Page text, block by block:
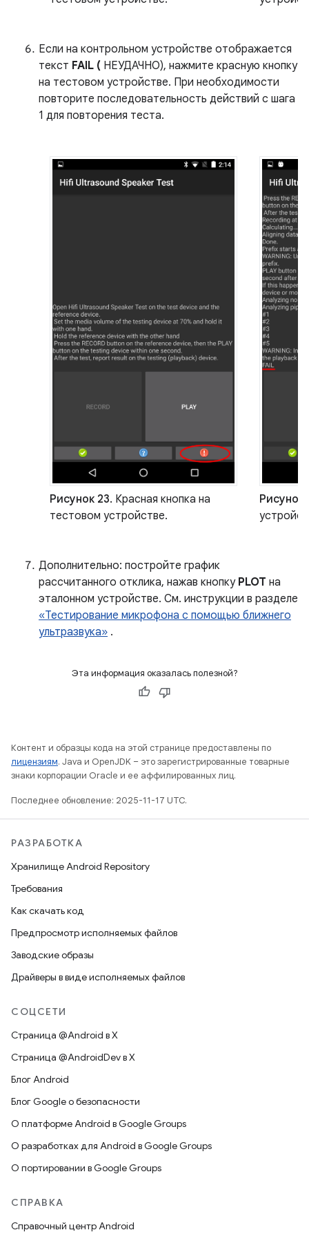
Если на контрольном устройстве отображается
текст FAIL ( НЕУДАЧНО), нажмите красную кнопку
на тестовом устройстве. При необходимости
повторите последовательность действий с шага
1 для повторения теста.
Рисунок 23. Красная кнопка на
тестовом устройстве.
Рисунок
Дополнительно: постройте график
рассчитанного отклика, нажав кнопку PLOT на
эталонном устройстве. См. инструкции в разделе
«Тестирование микрофона с помощью ближнего
ультразвука» .
Эта информация оказалась полезной?
Контент и образцы кода на этой странице предоставлены по
лицензиям. Java и OpenJDK – это зарегистрированные товарные
знаки корпорации Oracle и ее аффилированных лиц.
Последнее обновление: 2025-11-17 UTC.
РАЗРАБОТКА
Хранилище Android Repository
Требования
Как скачать код
Предпросмотр исполняемых файлов
Заводские образы
Драйверы в виде исполняемых файлов
СОЦСЕТИ
Страница @Android в X
Страница @AndroidDev в X
Блог Android
Блог Google о безопасности
О платформе Android в Google Groups
О разработках для Android в Google Groups
О портировании в Google Groups
СПРАВКА
Справочный центр Android